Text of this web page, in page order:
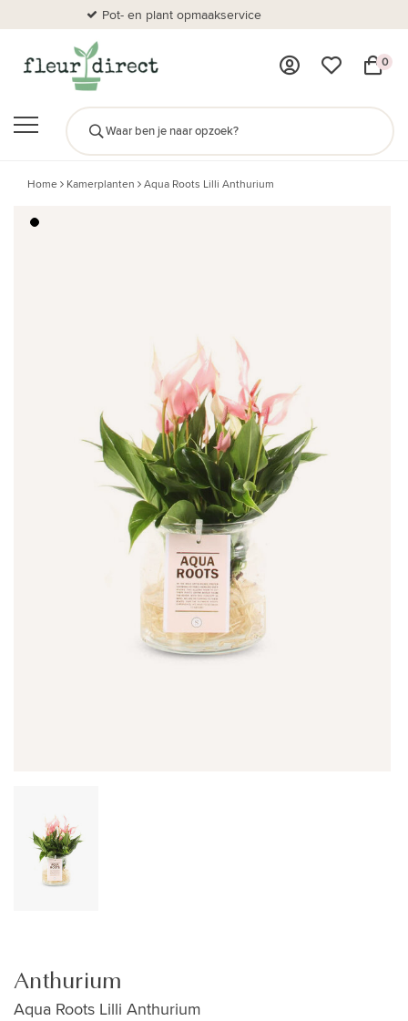
Pot- en plant opmaakservice
0
Home Kamerplanten Aqua Roots Lilli Anthurium
Anthurium
Aqua Roots Lilli Anthurium